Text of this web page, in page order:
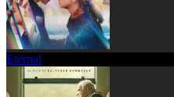
Eternal